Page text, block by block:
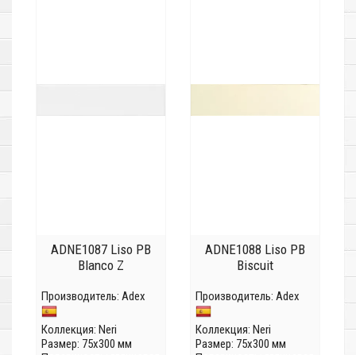
ADNE1087 Liso PB
Blanco Z
Производитель: Adex
Коллекция: Neri
Размер: 75x300 мм
ADNE1088 Liso PB
Biscuit
Производитель: Adex
Коллекция: Neri
Размер: 75x300 мм